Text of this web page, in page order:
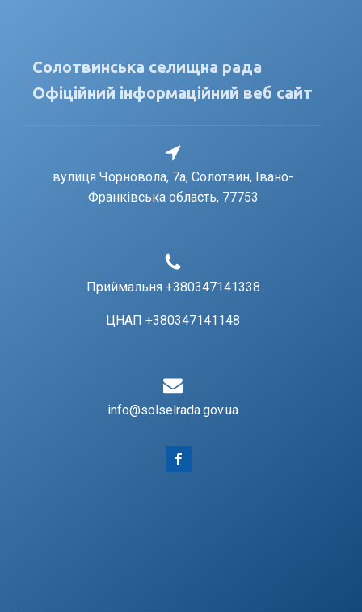
Солотвинська селищна рада
Офіційний інформаційний веб сайт
вулиця Чорновола, 7a, Солотвин, Івано-
Франківська область, 77753
Приймальня +380347141338
ЦНАП +380347141148
info@solselrada.gov.ua